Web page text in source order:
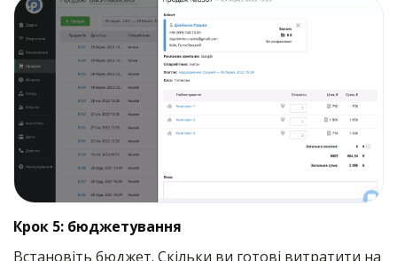
Крок 5: бюджетування
Встановіть бюджет. Скільки ви готові витратити на